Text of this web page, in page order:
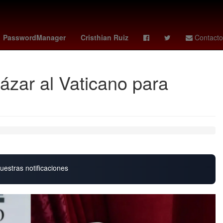
PasswordManager Cristhian Ruiz Contacto
cup manchester city vs OTAN Santiago Giménez
al Vaticano para
notificaciones